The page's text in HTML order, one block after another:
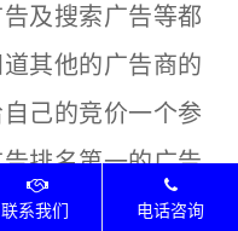
及搜索广告等都
其他的广告商的
己的竞价一个参
排名第一的广告
励及VIP会员奖
联系我们 电话咨询